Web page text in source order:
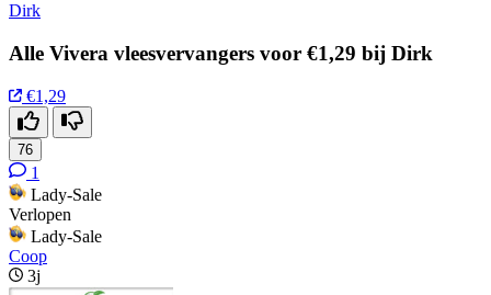
Dirk
Alle Vivera vleesvervangers voor €1,29 bij Dirk
€1,29
76
1
Lady-Sale
Verlopen
Lady-Sale
Coop
3j